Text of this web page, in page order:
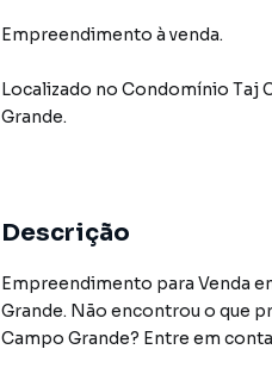
Empreendimento à venda.
Localizado no Condomínio Taj
Grande.
Descrição
Empreendimento para Venda
Grande. Não encontrou o que
Campo Grande? Entre em